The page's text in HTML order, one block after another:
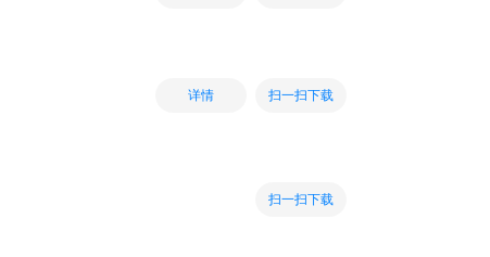
详情 扫一扫下载
扫一扫下载